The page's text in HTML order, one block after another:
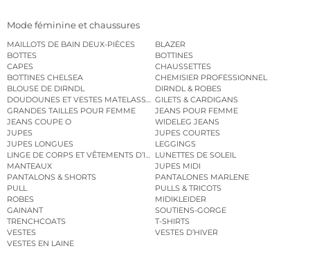
Mode féminine et chaussures
MAILLOTS DE BAIN DEUX-PIÈCES
BLAZER
BOTTES
BOTTINES
CAPES
CHAUSSETTES
BOTTINES CHELSEA
CHEMISIER PROFESSIONNEL
BLOUSE DE DIRNDL
DIRNDL & ROBES
DOUDOUNES ET VESTES MATELASSÉESGILETS & CARDIGANS
GRANDES TAILLES POUR FEMME
JEANS POUR FEMME
JEANS COUPE O
WIDELEG JEANS
JUPES
JUPES COURTES
JUPES LONGUES
LEGGINGS
LINGE DE CORPS ET VÊTEMENTS D’INTÉRIEURLUNETTES DE SOLEIL
MANTEAUX
JUPES MIDI
PANTALONS & SHORTS
PANTALONES MARLENE
PULL
PULLS & TRICOTS
ROBES
MIDIKLEIDER
GAINANT
SOUTIENS-GORGE
TRENCHCOATS
T-SHIRTS
VESTES
VESTES D’HIVER
VESTES EN LAINE